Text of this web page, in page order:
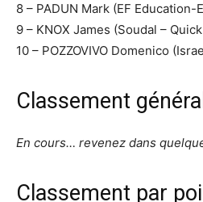
8 – PADUN Mark (EF Education-
9 – KNOX James (Soudal –
10 – POZZOVIVO Domenico
Classement général
En cours… revenez dans
Classement par